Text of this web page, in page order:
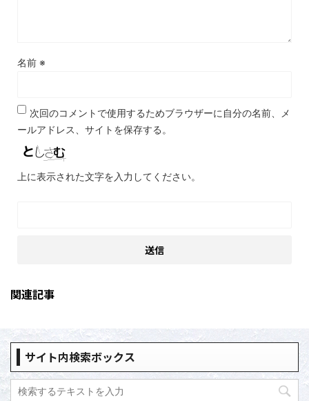
名前 ※
次回のコメントで使用するためブラウザーに自分の名前、メ
ールアドレス、サイトを保存する。
上に表示された文字を入力してください。
関連記事
サイト内検索ボックス